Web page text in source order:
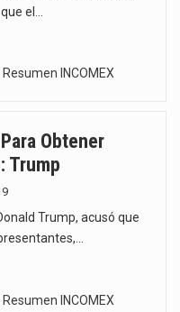
el…
Resumen INCOMEX
Obtener
Trump
Trump, acusó que
Resumen INCOMEX